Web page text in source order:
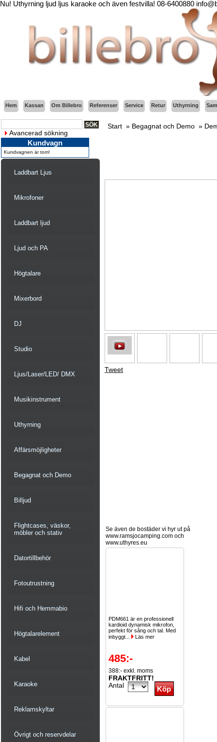
Nu! Uthyrning ljud ljus karaoke och även festvilla! 08-6400880
Hem Kassan Om Billebro Referenser Service Retur Uthyrning
Avancerad sökning
Kundvagn
Kundvagnen är tom!
Laddbart Ljus
Mikrofoner
Laddbart ljud
Ljud och PA
Högtalare
Mixerbord
DJ
Studio
Ljus/Laser/LED/ DMX
Musikinstrument
Uthyrning
Affärsmöjligheter
Begagnat och Demo
Billjud
Flightcases, väskor,
möbler och stativ
Datortillbehör
Fotoutrustning
Hifi och Hemmabio
Högtalarelement
Kabel
Karaoke
Reklamskyltar
Övrigt och reservdelar
Start » Begagnat och Demo »
Tweet
Se även de bostäder vi hyr ut på
www.ramsjocamping.com och
www.uthyres.eu
PDM661 är en professionell
kardioid dynamisk mikrofon,
perfekt för sång och tal. Med
inbyggt...
Läs mer
485:-
388:- exkl. moms
FRAKTFRITT!
Antal